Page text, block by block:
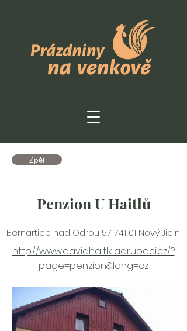
Zpět
Penzion U Haitlů
Bernartice nad Odrou 57 741 01 Nový Jičín
http://www.davidhaitlkladrubaci.cz/?
page=penzion&lang=cz